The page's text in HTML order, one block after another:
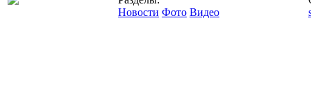
Новости Фото Видео